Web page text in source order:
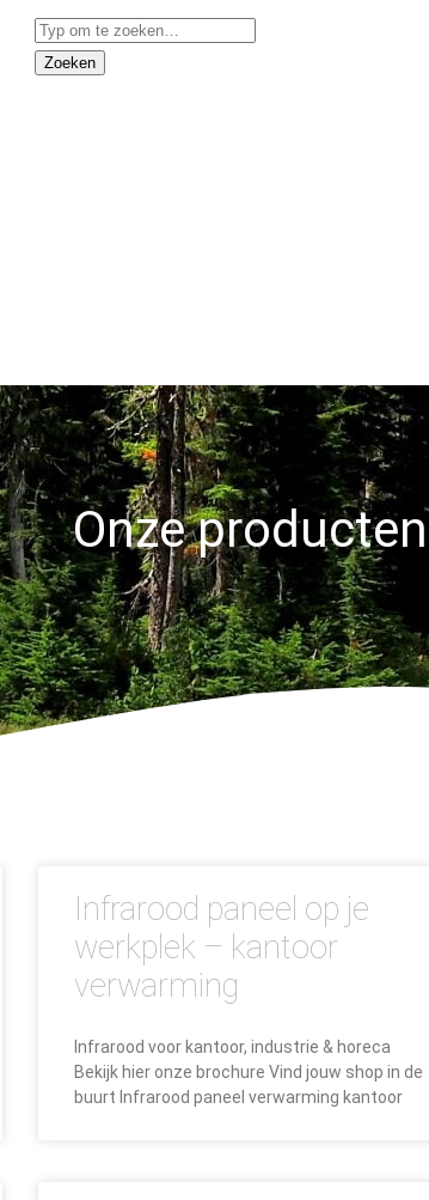
Zoeken
Onze producten
Infrarood paneel op je
werkplek – kantoor
verwarming
Infrarood voor kantoor, industrie & horeca
Bekijk hier onze brochure Vind jouw shop in de
buurt Infrarood paneel verwarming kantoor